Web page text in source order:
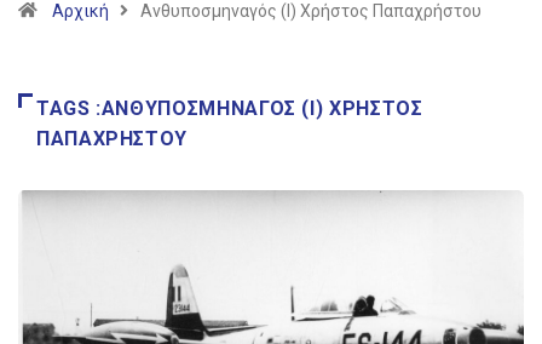
Αρχική Ανθυποσμηναγός (Ι) Χρήστος Παπαχρήστου
TAGS :ΑΝΘΥΠΟΣΜΗΝΑΓΌΣ (Ι) ΧΡΉΣΤΟΣ
ΠΑΠΑΧΡΉΣΤΟΥ